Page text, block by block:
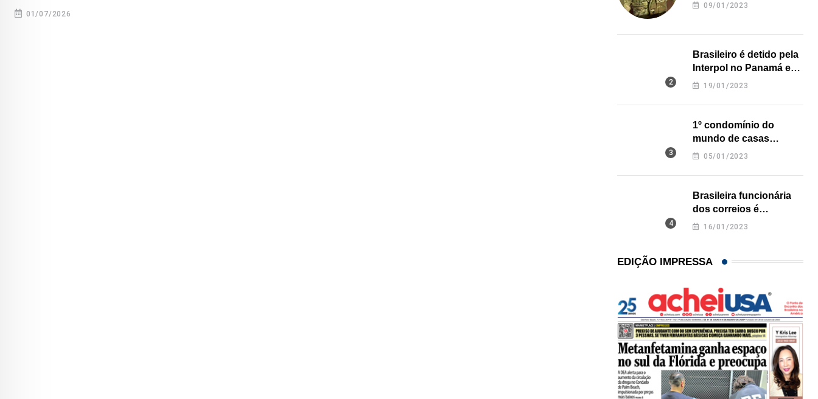
01/07/2026 21/01/2026
09/01/2023
Brasileiro é detido pela
Interpol no Panamá e
pode pegar prisão
19/01/2023
1º condomínio do
mundo de casas
impressas em 3D é
05/01/2023
Brasileira funcionária
dos correios é
assassinada a facadas
16/01/2023
EDIÇÃO IMPRESSA